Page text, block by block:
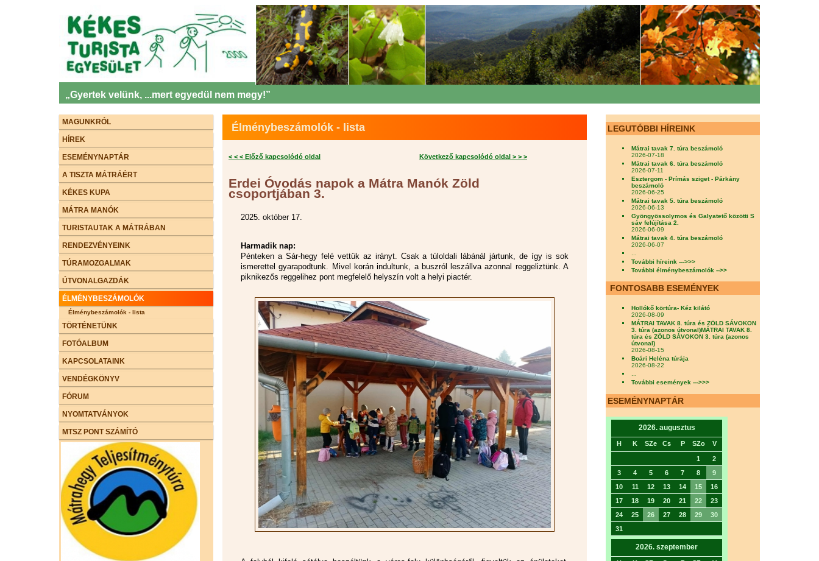
„Gyertek velünk, ...mert egyedül nem megy!”
MAGUNKRÓL
HÍREK
ESEMÉNYNAPTÁR
A TISZTA MÁTRÁÉRT
KÉKES KUPA
MÁTRA MANÓK
TURISTAUTAK A MÁTRÁBAN
RENDEZVÉNYEINK
TÚRAMOZGALMAK
ÚTVONALGAZDÁK
ÉLMÉNYBESZÁMOLÓK
Élménybeszámolók - lista
TÖRTÉNETÜNK
FOTÓALBUM
KAPCSOLATAINK
VENDÉGKÖNYV
FÓRUM
NYOMTATVÁNYOK
MTSZ PONT SZÁMÍTÓ
Élménybeszámolók - lista
< < < Előző kapcsolódó oldal Következő kapcsolódó oldal > > >
Erdei Óvodás napok a Mátra Manók Zöld
csoportjában 3.
2025. október 17.
Harmadik nap:
Pénteken a Sár-hegy felé vettük az irányt. Csak a túloldali lábánál jártunk, de így is sok
ismerettel gyarapodtunk. Mivel korán indultunk, a buszról leszállva azonnal reggeliztünk. A
piknikezős reggelihez pont megfelelő helyszín volt a helyi piactér.
LEGUTÓBBI HÍREINK
Mátrai tavak 7. túra beszámoló
2026-07-18
Mátrai tavak 6. túra beszámoló
2026-07-11
Esztergom - Prímás sziget - Párkány
beszámoló
2026-06-25
Mátrai tavak 5. túra beszámoló
2026-06-13
Gyöngyössolymos és Galyatető közötti S
sáv felújítása 2.
2026-06-09
Mátrai tavak 4. túra beszámoló
2026-06-07
További híreink --->>>
További élménybeszámolók -->>
FONTOSABB ESEMÉNYEK
Hollókő körtúra- Kéz kilátó
2026-08-09
MÁTRAI TAVAK 8. túra és ZÖLD SÁVOKON
3. túra (azonos útvonal)MÁTRAI TAVAK 8.
túra és ZÖLD SÁVOKON 3. túra (azonos
útvonal)
2026-08-15
Boári Heléna túrája
2026-08-22
...
További események --->>>
ESEMÉNYNAPTÁR
2026. augusztus
H K SZe Cs P SZo V
1
2
3
4 5 6 7 8
9
10
11 12 13 14 15
16
17
18 19 20 21 22
23
24
25 26 27 28 29
30
31
2026. szeptember